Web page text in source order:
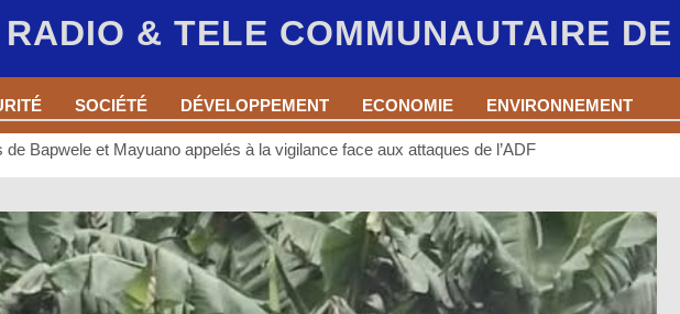
RADIO & TELE COMMUNAUTAIRE DE
SOCIÉTÉ DÉVELOPPEMENT ECONOMIE ENVIRONNEMENT
de Bapwele et Mayuano appelés à la vigilance face aux attaques de l’ADF